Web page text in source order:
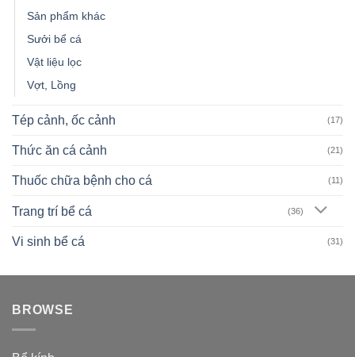
Sản phẩm khác
Sưởi bể cá
Vật liệu lọc
Vợt, Lồng
Tép cảnh, ốc cảnh (17)
Thức ăn cá cảnh (21)
Thuốc chữa bệnh cho cá (11)
Trang trí bể cá (36)
Vi sinh bể cá (31)
BROWSE